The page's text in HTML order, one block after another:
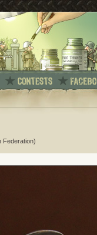
Federation)